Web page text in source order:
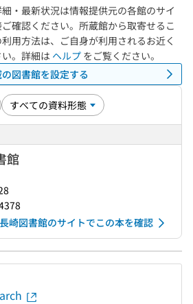
・最新状況は情報提供元の各館のサイ
確認ください。所蔵館から取寄せるこ
用方法は、ご自身が利用されるお近く
。詳細は ヘルプ をご覧ください。
図書館を設定する
館
崎図書館のサイトでこの本を確認